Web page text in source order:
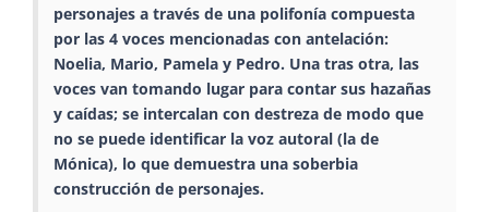
personajes a través de una polifonía compuesta
por las 4 voces mencionadas con antelación:
Noelia, Mario, Pamela y Pedro. Una tras otra, las
voces van tomando lugar para contar sus hazañas
y caídas; se intercalan con destreza de modo que
no se puede identificar la voz autoral (la de
Mónica), lo que demuestra una soberbia
construcción de personajes.